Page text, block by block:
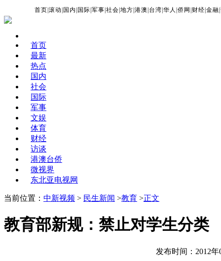
首页 |滚动 国内 国际 |军事 |社会 |地方 |港澳 台湾 |华人 |侨网 财经 |金融 |
首页
最新
热点
国内
社会
国际
军事
文娱
体育
财经
访谈
港澳台侨
微视界
东北亚电视网
当前位置： 中新视频 > 民生新闻 >教育 >正文
教育部新规：禁止对学生分类
发布时间：2012年